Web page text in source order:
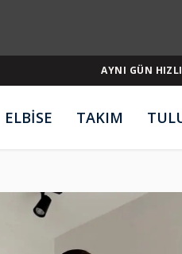
AYNI GÜN
ELBİSE TAKIM